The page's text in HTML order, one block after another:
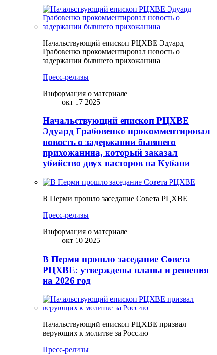
Начальствующий епископ РЦХВЕ Эдуард
Грабовенко прокомментировал новость о
задержании бывшего прихожанина
Пресс-релизы
Информация о материале
окт 17 2025
Начальствующий епископ РЦХВЕ
Эдуард Грабовенко прокомментировал
новость о задержании бывшего
прихожанина, который заказал
убийство двух пасторов на Кубани
В Перми прошло заседание Совета РЦХВЕ
Пресс-релизы
Информация о материале
окт 10 2025
В Перми прошло заседание Совета
РЦХВЕ: утверждены планы и решения
на 2026 год
Начальствующий епископ РЦХВЕ призвал
верующих к молитве за Россию
Пресс-релизы